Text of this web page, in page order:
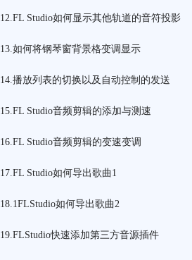
12.FL Studio如何显示其他轨道的音符投影
13.如何将钢琴窗背景格变调显示
14.播放列表的切换以及自动控制的发送
15.FL Studio音频剪辑的添加与测速
16.FL Studio音频剪辑的变速变调
17.FL Studio如何导出歌曲1
18.1FLStudio如何导出歌曲2
19.FLStudio快速添加第三方音源插件